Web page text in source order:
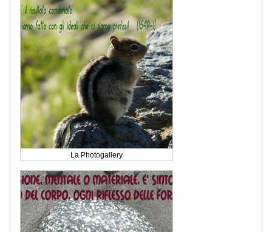
La Photogallery